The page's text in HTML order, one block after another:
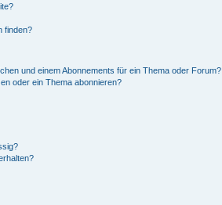
finden?
und einem Abonnements für ein Thema oder Forum?
oder ein Thema abonnieren?